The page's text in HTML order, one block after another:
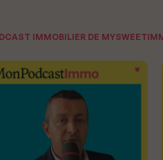
IMMOBILIER DE